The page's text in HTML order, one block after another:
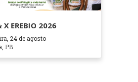
X EREBIO 2026
24 de agosto
PB